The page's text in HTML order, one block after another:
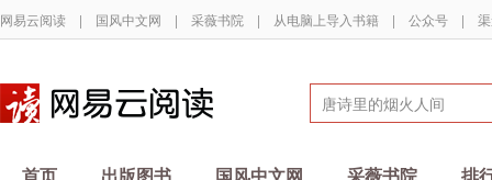
网易云阅读 | 国风中文网 | 采薇书院 | 从电脑上导入书籍 | 公众号 |